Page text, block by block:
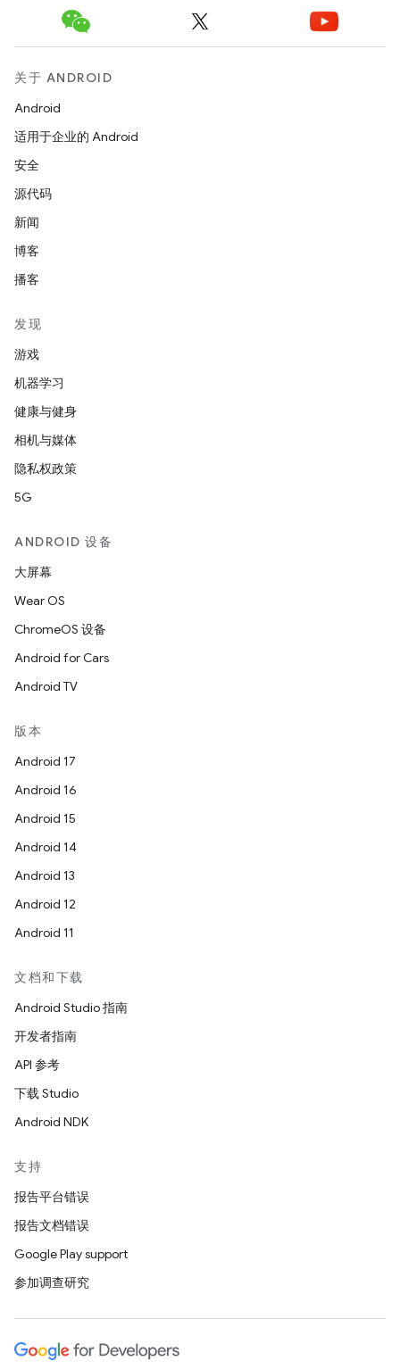
关于 ANDROID
Android
适用于企业的 Android
安全
源代码
新闻
博客
播客
发现
游戏
机器学习
健康与健身
相机与媒体
隐私权政策
5G
ANDROID 设备
大屏幕
Wear OS
ChromeOS 设备
Android for Cars
Android TV
版本
Android 17
Android 16
Android 15
Android 14
Android 13
Android 12
Android 11
文档和下载
Android Studio 指南
开发者指南
API 参考
下载 Studio
Android NDK
支持
报告平台错误
报告文档错误
Google Play support
参加调查研究